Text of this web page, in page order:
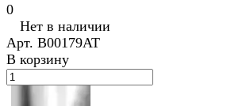
0
Нет в наличии
Арт. В00179AT
В корзину